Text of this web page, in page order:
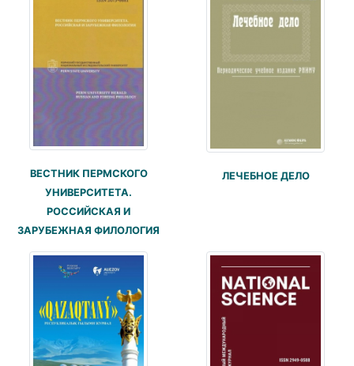
ВЕСТНИК ПЕРМСКОГО
УНИВЕРСИТЕТА.
РОССИЙСКАЯ И
ЗАРУБЕЖНАЯ ФИЛОЛОГИЯ
ЛЕЧЕБНОЕ ДЕЛО